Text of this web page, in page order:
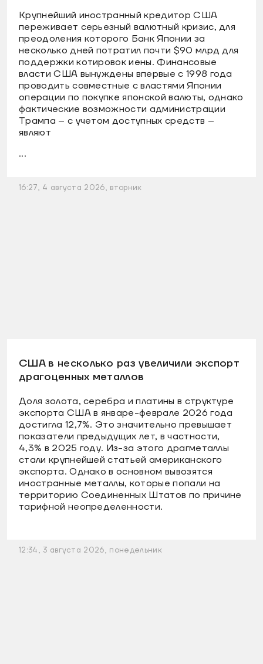
Крупнейший иностранный кредитор США
переживает серьезный валютный кризис, для
преодоления которого Банк Японии за
несколько дней потратил почти $90 млрд для
поддержки котировок иены. Финансовые
власти США вынуждены впервые с 1998 года
проводить совместные с властями Японии
операции по покупке японской валюты, однако
фактические возможности администрации
Трампа – с учетом доступных средств –
являют
...
16:27, 4 августа 2026, вторник
США в несколько раз увеличили экспорт
драгоценных металлов
Доля золота, серебра и платины в структуре
экспорта США в январе-феврале 2026 года
достигла 12,7%. Это значительно превышает
показатели предыдущих лет, в частности,
4,3% в 2025 году. Из-за этого драгметаллы
стали крупнейшей статьей американского
экспорта. Однако в основном вывозятся
иностранные металлы, которые попали на
территорию Соединенных Штатов по причине
тарифной неопределенности.
12:34, 3 августа 2026, понедельник